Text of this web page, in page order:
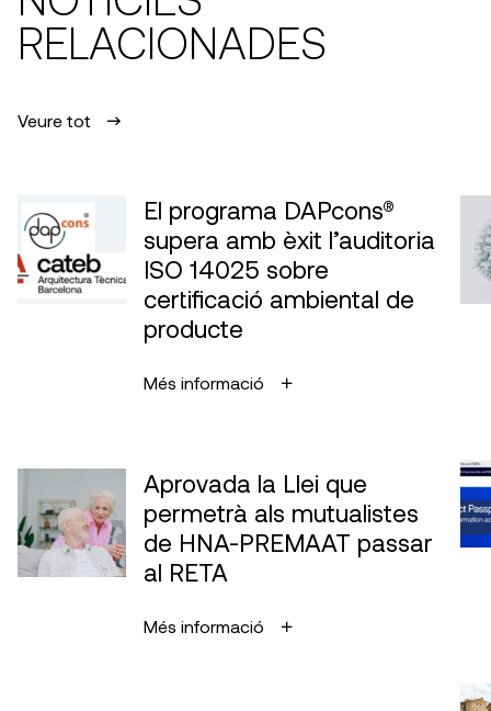
RELACIONADES
Veure tot
El programa DAPcons®
supera amb èxit l’auditoria
ISO 14025 sobre
certificació ambiental de
producte
Més informació
Aprovada la Llei que
permetrà als mutualistes
de HNA-PREMAAT passar
al RETA
Més informació